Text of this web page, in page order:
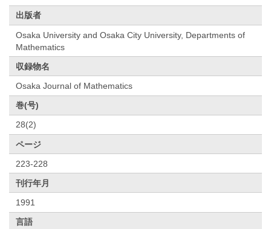
出版者
Osaka University and Osaka City University, Departments of
Mathematics
収録物名
Osaka Journal of Mathematics
巻(号)
28(2)
ページ
223-228
刊行年月
1991
言語